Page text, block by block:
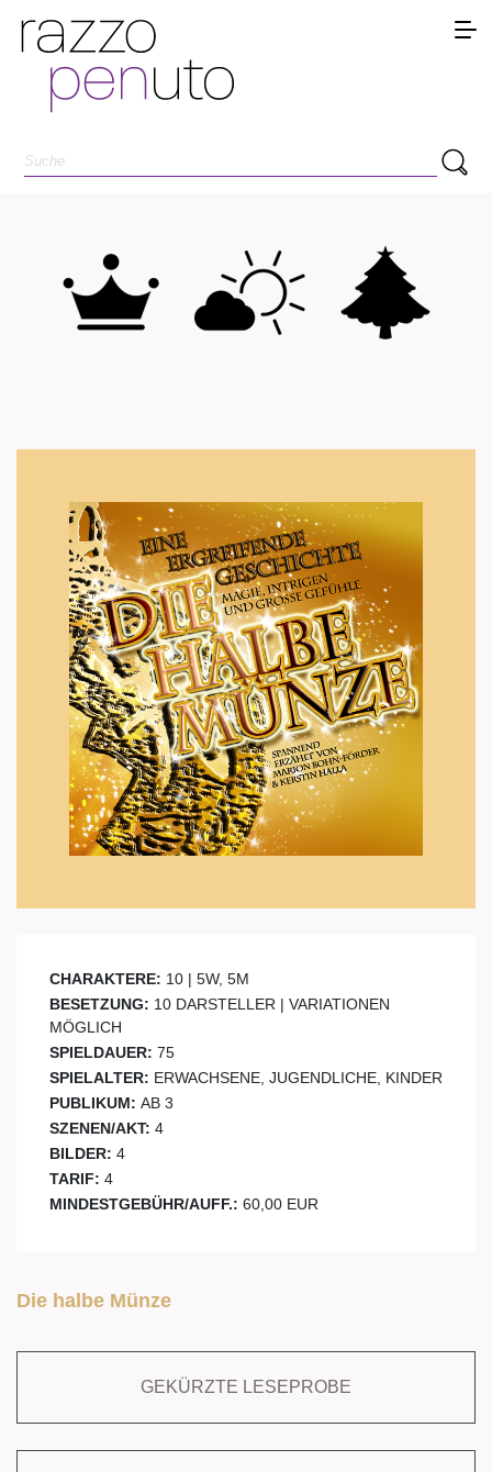
CHARAKTERE: 10 | 5W, 5M
BESETZUNG: 10 DARSTELLER | VARIATIONEN
MÖGLICH
SPIELDAUER: 75
SPIELALTER: ERWACHSENE, JUGENDLICHE, KINDER
PUBLIKUM: AB 3
SZENEN/AKT: 4
BILDER: 4
TARIF: 4
MINDESTGEBÜHR/AUFF.: 60,00 EUR
Die halbe Münze
GEKÜRZTE LESEPROBE